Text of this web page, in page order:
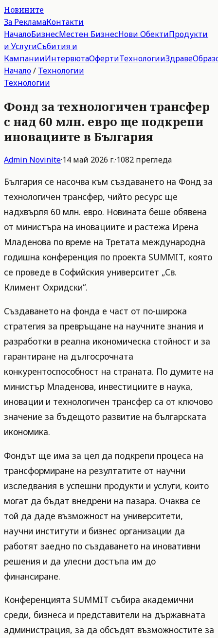
Новините
За РекламаКонтакти
НачалоБизнесМестен БизнесНови ОбектиПродукти
и УслугиСъбития и
КампанииИнтервютаОфертиТехнологииЗдраве
Начало/ Технологии
Технологии
Фонд за технологичен трансфер
с над 60 млн. евро ще подкрепи
иновациите в България
Admin Novinite·14 май 2026 г.·1082 прегледа
България се насочва към създаването на Фонд за
технологичен трансфер, чийто ресурс ще
надхвърля 60 млн. евро. Новината беше обявена
от министъра на иновациите и растежа Ирена
Младенова по време на Третата международна
годишна конференция по проекта SUMMIT, която
се проведе в Софийския университет „Св.
Климент Охридски“.
Създаването на фонда е част от по-широка
стратегия за превръщане на научните знания и
разработки в реална икономическа стойност и за
гарантиране на дългосрочната
конкурентоспособност на страната. По думите на
министър Младенова, инвестициите в наука,
иновации и технологичен трансфер са от ключово
значение за бъдещото развитие на българската
икономика.
Фондът ще има за цел да подкрепи процеса на
трансформиране на резултатите от научни
изследвания в успешни продукти и услуги, които
могат да бъдат внедрени на пазара. Очаква се
той да даде възможност на университети,
научни институти и бизнес организации да
работят заедно по създаването на иновативни
решения и да улесни достъпа им до
финансиране.
Конференцията SUMMIT събира академични
среди, бизнеса и представители на държавната
администрация, за да обсъдят възможностите за